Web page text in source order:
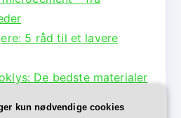
5 råd til et lavere
De bedste materialer
kun nødvendige cookies